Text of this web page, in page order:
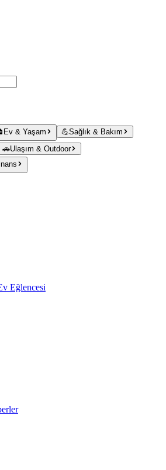
Ev & Yaşam 💪Sağlık & Bakım
🚗Ulaşım & Outdoor
Eğlencesi